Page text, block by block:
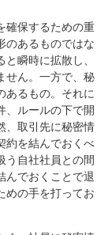
確保するための重
のあるものではな
瞬時に拡散し、
せん。一方で、秘
あるもの。それに
、ルールの下で開
、取引先に秘密情
約を結んでおくべ
う自社社員との間
んでおくことで退
めの手を打ってお